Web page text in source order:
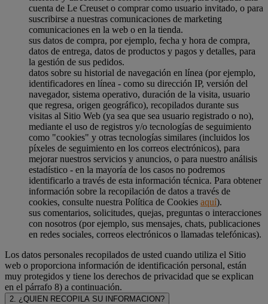
cuenta de Le Creuset o comprar como usuario invitado, o para
suscribirse a nuestras comunicaciones de marketing
comunicaciones en la web o en la tienda.
sus datos de compra, por ejemplo, fecha y hora de compra,
datos de entrega, datos de productos y pagos y detalles, para
la gestión de sus pedidos.
datos sobre su historial de navegación en línea (por ejemplo,
identificadores en línea - como su dirección IP, versión del
navegador, sistema operativo, duración de la visita, usuario
que regresa, origen geográfico), recopilados durante sus
visitas al Sitio Web (ya sea que sea usuario registrado o no),
mediante el uso de registros y/o tecnologías de seguimiento
como "cookies" y otras tecnologías similares (incluidos los
píxeles de seguimiento en los correos electrónicos), para
mejorar nuestros servicios y anuncios, o para nuestro análisis
estadístico - en la mayoría de los casos no podremos
identificarlo a través de esta información técnica. Para obtener
información sobre la recopilación de datos a través de
cookies, consulte nuestra Política de Cookies aquí).
sus comentarios, solicitudes, quejas, preguntas o interacciones
con nosotros (por ejemplo, sus mensajes, chats, publicaciones
en redes sociales, correos electrónicos o llamadas telefónicas).
Los datos personales recopilados de usted cuando utiliza el Sitio
web o proporciona información de identificación personal, están
muy protegidos y tiene los derechos de privacidad que se explican
en el párrafo 8) a continuación.
2. ¿QUIEN RECOPILA SU INFORMACION?